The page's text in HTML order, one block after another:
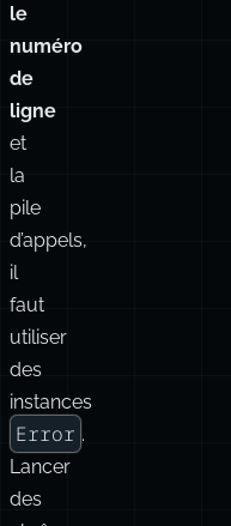
le
numéro
de
ligne
et
la
pile
d’appels,
il
faut
utiliser
des
instances
Error .
Lancer
des